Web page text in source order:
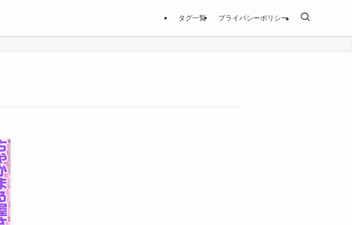
タグ一覧 プライバシーポリシー